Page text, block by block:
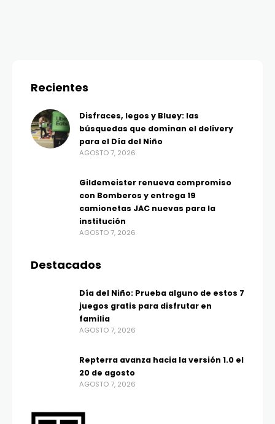
Recientes
Disfraces, legos y Bluey: las
búsquedas que dominan el delivery
para el Día del Niño
AGOSTO 7, 2026
Gildemeister renueva compromiso
con Bomberos y entrega 19
camionetas JAC nuevas para la
institución
AGOSTO 7, 2026
Destacados
Día del Niño: Prueba alguno de estos 7
juegos gratis para disfrutar en
familia
AGOSTO 7, 2026
Repterra avanza hacia la versión 1.0 el
20 de agosto
AGOSTO 7, 2026